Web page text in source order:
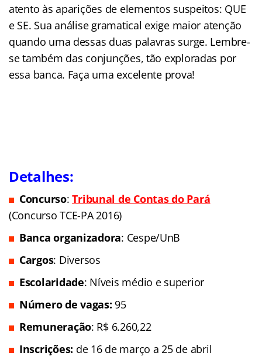
atento às aparições de elementos suspeitos: QUE
e SE. Sua análise gramatical exige maior atenção
quando uma dessas duas palavras surge. Lembre-
se também das conjunções, tão exploradas por
essa banca. Faça uma excelente prova!
Detalhes:
Concurso:Tribunal de Contas do Pará
(Concurso TCE-PA 2016)
Banca organizadora: Cespe/UnB
Cargos: Diversos
Escolaridade: Níveis médio e superior
Número de vagas: 95
Remuneração: R$ 6.260,22
Inscrições: de 16 de março a 25 de abril